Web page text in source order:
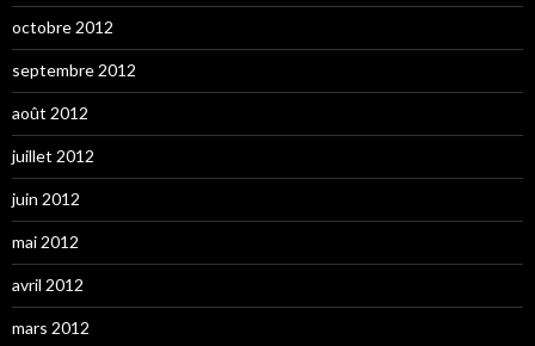
octobre 2012
septembre 2012
août 2012
juillet 2012
juin 2012
mai 2012
avril 2012
mars 2012